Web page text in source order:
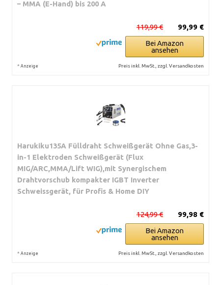
– MMA (E-Hand) bis 200 A
99,99 €
119,99 €
Bei Amazon
ansehen
* Anzeige Preis inkl. MwSt., zzgl. Versandkosten
Harukiku135A Fülldraht Schweißgerät Ohne Gas,3-
in-1 Elektroden Schweißgerät (Flux
MIG/ARC,MMA/Lift WIG),mit Synergischem
Drahtvorschub kompakter IGBT Inverter
Schweissgerät, für Profis & Home DIY
99,98 €
124,99 €
Bei Amazon
ansehen
* Anzeige Preis inkl. MwSt., zzgl. Versandkosten